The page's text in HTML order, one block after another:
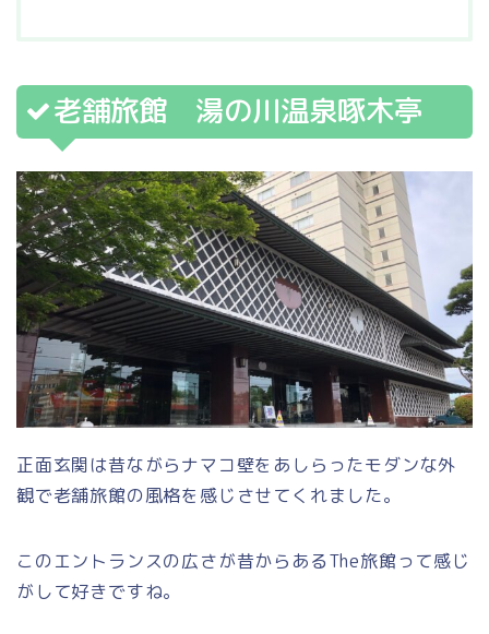
老舗旅館 湯の川温泉啄木亭
正面玄関は昔ながらナマコ壁をあしらったモダンな外
観で老舗旅館の風格を感じさせてくれました。
このエントランスの広さが昔からあるThe旅館って感じ
がして好きですね。